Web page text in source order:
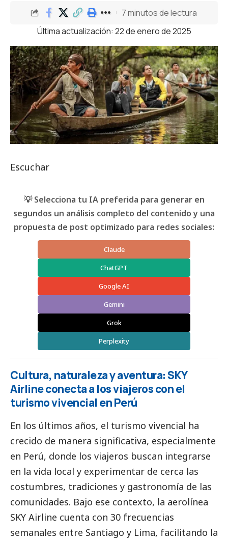
Última actualización: 22 de enero de 2025
7 minutos de lectura
Escuchar
💡 Selecciona tu IA preferida para generar en
segundos un análisis completo del contenido y una
propuesta de post optimizado para redes sociales:
Claude
ChatGPT
Google AI
Gemini
Grok
Perplexity
Cultura, naturaleza y aventura: SKY
Airline conecta a los viajeros con el
turismo vivencial en Perú
En los últimos años, el turismo vivencial ha
crecido de manera significativa, especialmente
en Perú, donde los viajeros buscan integrarse
en la vida local y experimentar de cerca las
costumbres, tradiciones y gastronomía de las
comunidades. Bajo ese contexto, la aerolínea
SKY Airline cuenta con 30 frecuencias
semanales entre Santiago y Lima, facilitando la